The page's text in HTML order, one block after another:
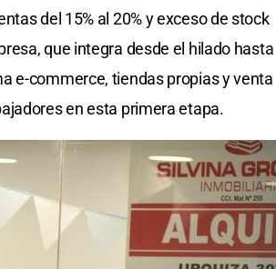
del 15% al 20% y exceso de stock
que integra desde el hilado hasta
e-commerce, tiendas propias y venta
en esta primera etapa.